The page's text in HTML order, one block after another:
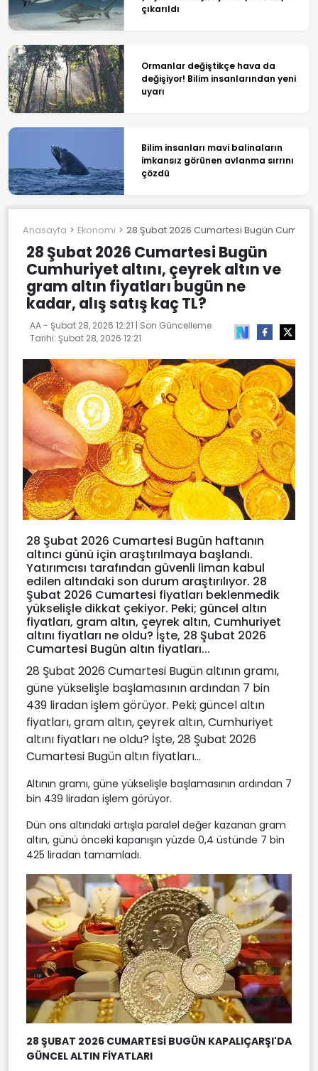
çıkarıldı
Ormanlar değiştikçe hava da
değişiyor! Bilim insanlarından yeni
uyarı
Bilim insanları mavi balinaların
imkansız görünen avlanma sırrını
çözdü
Anasayfa Ekonomi 28 Şubat 2026 Cumartesi Bugün
28 Şubat 2026 Cumartesi Bugün
Cumhuriyet altını, çeyrek altın ve
gram altın fiyatları bugün ne
kadar, alış satış kaç TL?
AA - Şubat 28, 2026 12:21 | Son Güncelleme
Tarihi: Şubat 28, 2026 12:21
28 Şubat 2026 Cumartesi Bugün haftanın
altıncı günü için araştırılmaya başlandı.
Yatırımcısı tarafından güvenli liman kabul
edilen altındaki son durum araştırılıyor. 28
Şubat 2026 Cumartesi fiyatları beklenmedik
yükselişle dikkat çekiyor. Peki; güncel altın
fiyatları, gram altın, çeyrek altın, Cumhuriyet
altını fiyatları ne oldu? İşte, 28 Şubat 2026
Cumartesi Bugün altın fiyatları...
28 Şubat 2026 Cumartesi Bugün altının gramı,
güne yükselişle başlamasının ardından 7 bin
439 liradan işlem görüyor. Peki; güncel altın
fiyatları, gram altın, çeyrek altın, Cumhuriyet
altını fiyatları ne oldu? İşte, 28 Şubat 2026
Cumartesi Bugün altın fiyatları...
Altının gramı, güne yükselişle başlamasının ardından 7
bin 439 liradan işlem görüyor.
Dün ons altındaki artışla paralel değer kazanan gram
altın, günü önceki kapanışın yüzde 0,4 üstünde 7 bin
425 liradan tamamladı.
28 ŞUBAT 2026 CUMARTESİ BUGÜN KAPALIÇARŞI'DA
GÜNCEL ALTIN FİYATLARI